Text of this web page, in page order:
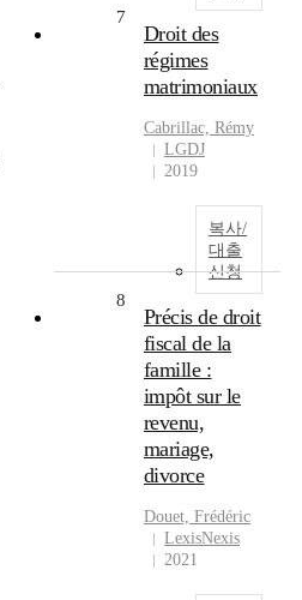
7
Droit des
régimes
matrimoniaux
Cabrillac, Rémy
LGDJ
2019
복사/
대출
신청
8
Précis de droit
fiscal de la
famille :
impôt sur le
revenu,
mariage,
divorce
Douet, Frédéric
LexisNexis
2021